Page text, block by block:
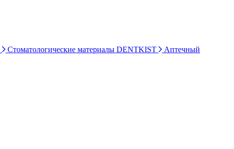
Стоматологические материалы DENTKIST
Аптечный